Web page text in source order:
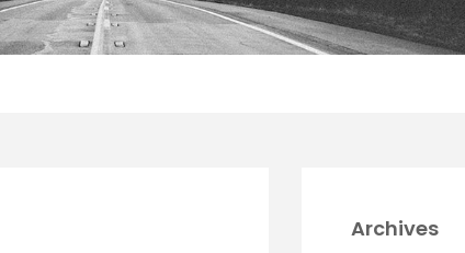
Archives